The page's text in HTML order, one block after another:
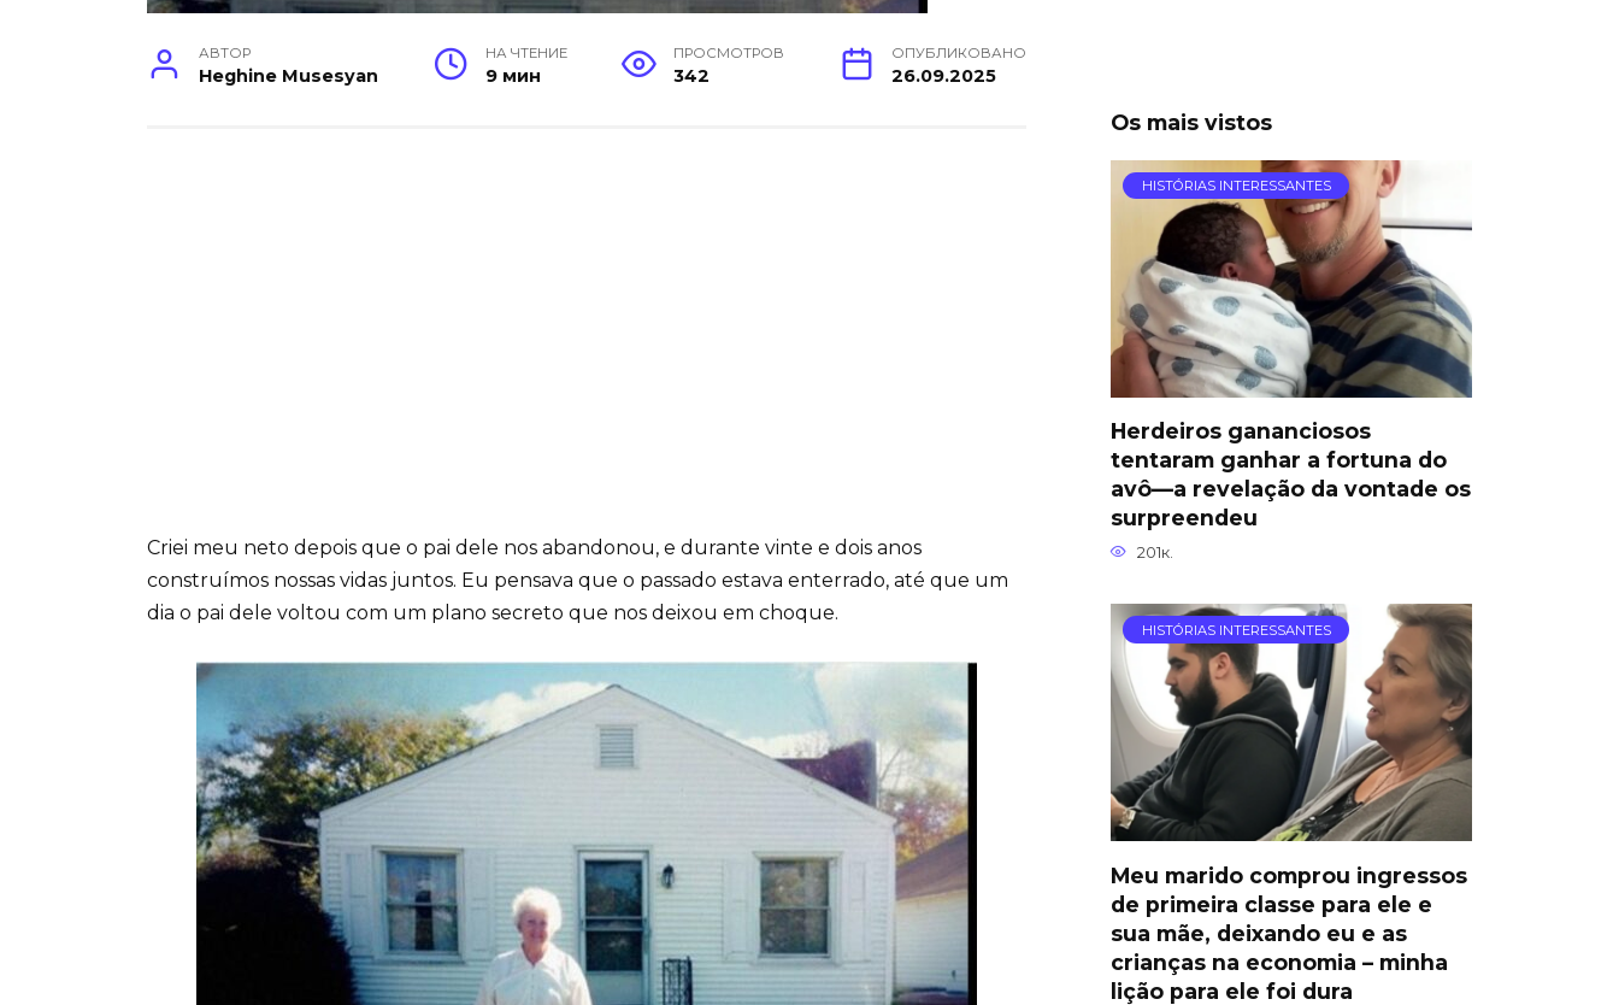
АВТОР
Heghine Musesyan
НА ЧТЕНИЕ
9 мин
ПРОСМОТРОВ
342
ОПУБЛИКОВАНО
26.09.2025
Criei meu neto depois que o pai dele nos abandonou, e durante vinte e dois anos
construímos nossas vidas juntos. Eu pensava que o passado estava enterrado, até que um
dia o pai dele voltou com um plano secreto que nos deixou em choque.
Os mais vistos
HISTÓRIAS INTERESSANTES
Herdeiros gananciosos
tentaram ganhar a fortuna do
avô—a revelação da vontade os
surpreendeu
201к.
HISTÓRIAS INTERESSANTES
Meu marido comprou ingressos
de primeira classe para ele e
sua mãe, deixando eu e as
crianças na economia – minha
lição para ele foi dura